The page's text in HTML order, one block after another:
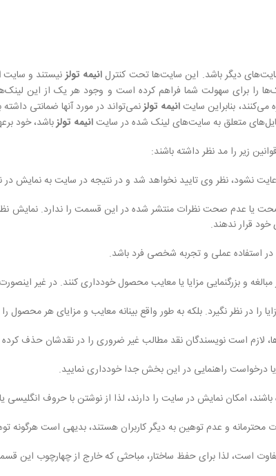
دیگر باشد. این سایت‏‌ها تحت کنترل انیمه تولزنیستند و سایت
را برای سهولت شما فراهم کرده است و وجود هر یک از این
می‌کنند، بنابراین سایتانیمه تولزنمی‌‏تواند در مورد آنها ضمانتى
متعلق به سایت‏‌های لینک شده در سایتانیمه تولزباشد، خود
زیر را مد نظر داشته باشند:
یا عدم صحت نظرات منتشر شده در این قسمت را ندارد. نمایش
قرار ندهند.